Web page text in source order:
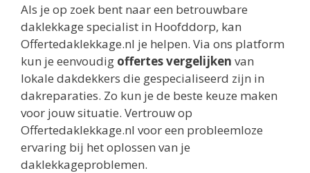
Als je op zoek bent naar een betrouwbare
daklekkage specialist in Hoofddorp, kan
Offertedaklekkage.nl je helpen. Via ons platform
kun je eenvoudig offertes vergelijken van
lokale dakdekkers die gespecialiseerd zijn in
dakreparaties. Zo kun je de beste keuze maken
voor jouw situatie. Vertrouw op
Offertedaklekkage.nl voor een probleemloze
ervaring bij het oplossen van je
daklekkageproblemen.